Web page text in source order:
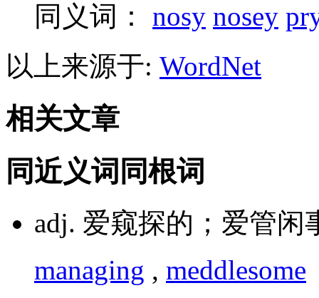
同义词： nosy nosey
以上来源于: WordNet
相关文章
同近义词 同根词
adj. 爱窥探的；爱管闲
managing , meddlesome